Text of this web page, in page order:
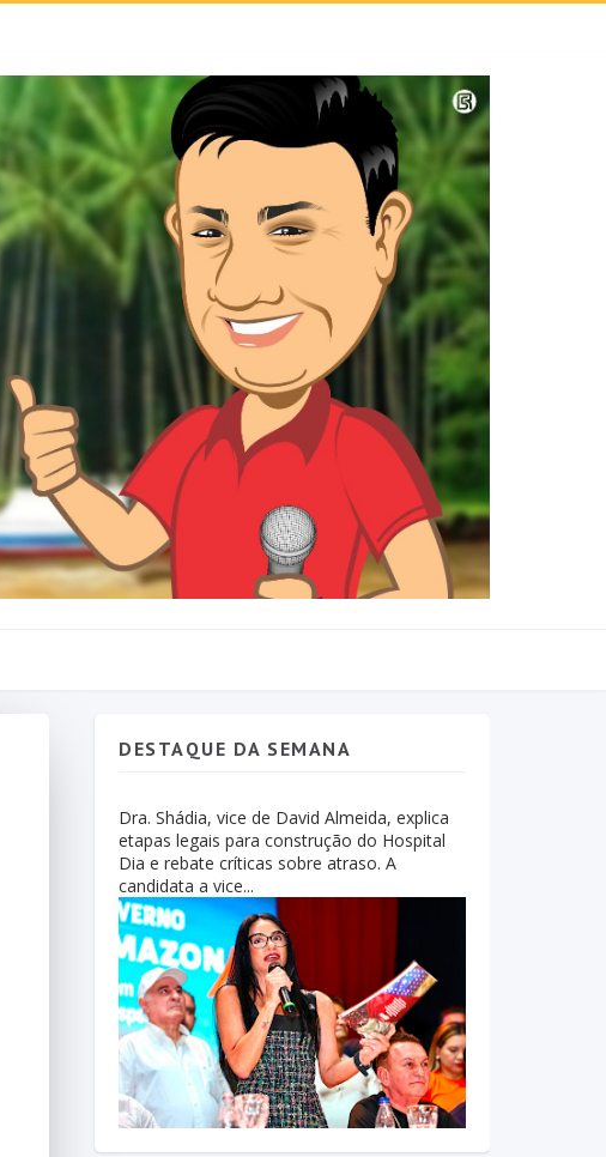
DESTAQUE DA SEMANA
Dra. Shádia, vice de David Almeida, explica
etapas legais para construção do Hospital
Dia e rebate críticas sobre atraso. A
candidata a vice...